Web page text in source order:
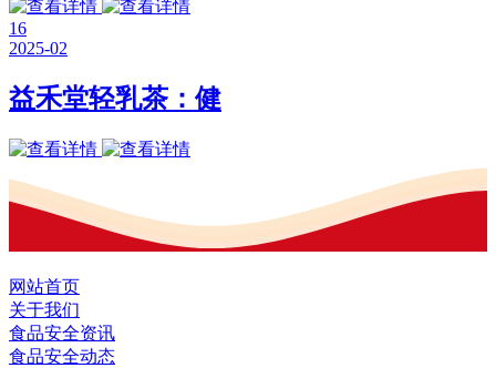
16
2025-02
益禾堂轻乳茶：健
网站首页
关于我们
食品安全资讯
食品安全动态